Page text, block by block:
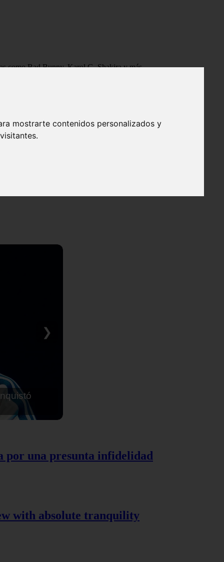
mostrarte contenidos personalizados y
como Bad Bunny, Karol G, Shakira y más.
❯
por una presunta infidelidad
with absolute tranquility